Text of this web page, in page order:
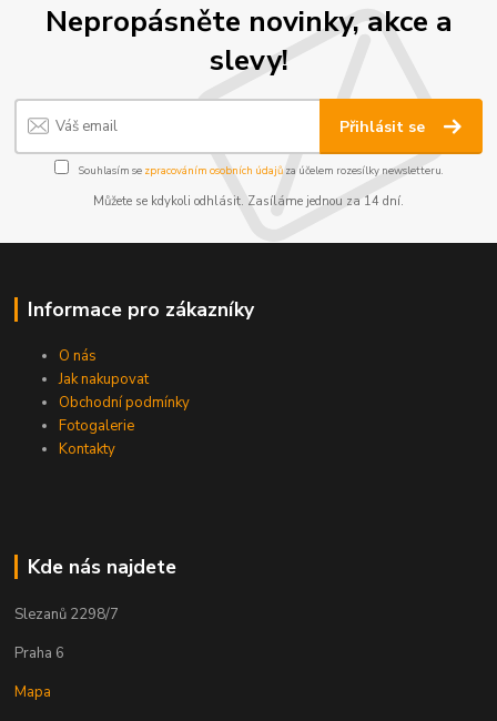
Nepropásněte novinky, akce a
slevy!
Přihlásit se
Souhlasím se zpracováním osobních údajůza účelem rozesílky newsletteru.
Můžete se kdykoli odhlásit. Zasíláme jednou za 14 dní.
Informace pro zákazníky
O nás
Jak nakupovat
Obchodní podmínky
Fotogalerie
Kontakty
Kde nás najdete
Slezanů 2298/7
Praha 6
Mapa